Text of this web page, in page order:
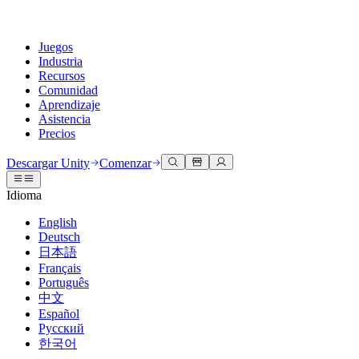
Juegos
Industria
Recursos
Comunidad
Aprendizaje
Asistencia
Precios
Motor de Unity
Crea juegos 2D y 3D para cualquier plataforma
Colaboración
Colabora e itera rápidamente con tu equipo
Descargar Unity
Planes y precios
Implementar
Multiplataforma
Colaboración 3D
Construye y revisa proyectos 3D en tiempo real
Capacitación envolvente
Capacitación en entornos envolventes
Experiencias del cliente
Crea experiencias interactivas en 3D
Industrias
Fabricación
Documentación
Herramientas para desarrolladores
Versiones de lanzamiento y rastreador de problemas
Hoja de ruta
Revisar características próximas
Glosario
Discusiones
Eventos
Eventos globales y locales
Historias de la comunidad
Hecho con Unity
Presentando a los creadores de Unity
Unity Learn
Domina las habilidades de Unity de forma gratuita
Capacitación profesional
Mejora tu equipo con entrenadores de Unity
¿No tienes experiencia con Unity?
Primeros pasos
Pon en marcha tu aprendizaje
Rutas esenciales de Unity
Obtener ayuda
Ayudándote a tener éxito con Unity
Planes de éxito
Alcanza tus metas más rápido con soporte experto
PREGUNTAS FRECUENTES
Respuestas a preguntas comunes
Contáctanos
Conéctate con nuestro equipo
Descargar Unity Comenzar
Idioma
English
Deutsch
日本語
Français
Português
中文
Español
Русский
한국어